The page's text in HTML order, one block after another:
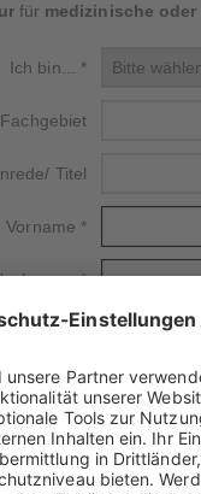
für medizinische oder
Ich bin... *
Titel
Vorname *
*
Firma
Straße
PLZ